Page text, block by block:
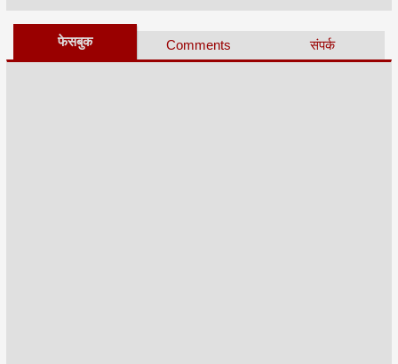
फेसबुक Comments संपर्क